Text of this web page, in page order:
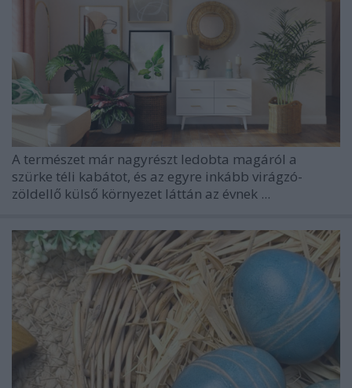
A természet már nagyrészt ledobta magáról a
szürke téli kabátot, és az egyre inkább virágzó-
zöldellő külső környezet láttán az évnek ...